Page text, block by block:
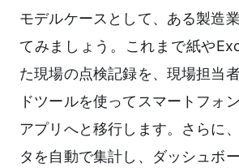
モデルケースとして、ある製造
てみましょう。これまで紙や
た現場の点検記録を、現場担当
ドツールを使ってスマートフォ
アプリへと移行します。さらに
タを自動で集計し、ダッシュボ